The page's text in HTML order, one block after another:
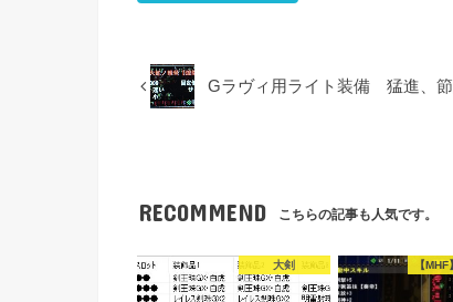
Gラヴィ用ライト装備 猛進、
RECOMMEND こちらの記事も人気です。
大剣 【